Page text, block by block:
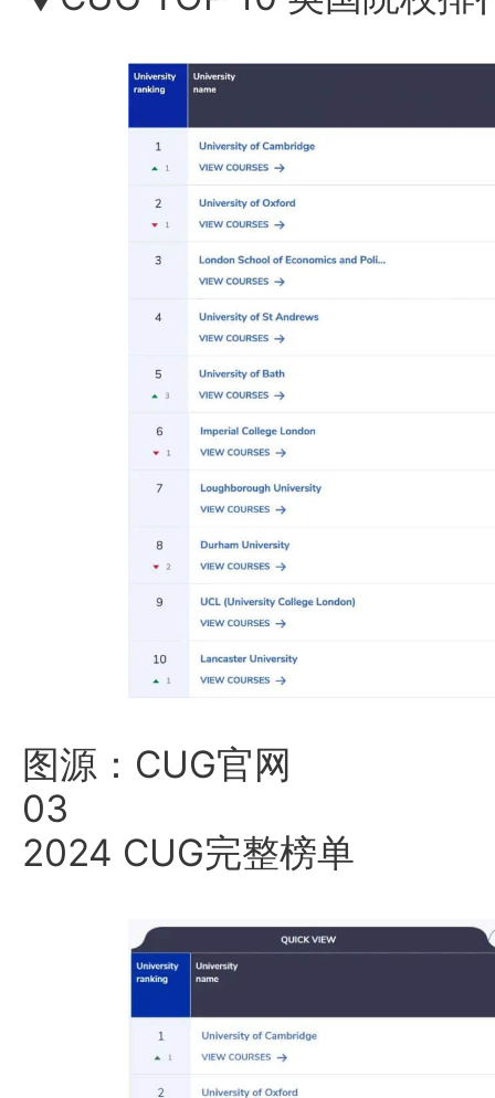
图源：CUG官网
03
2024 CUG完整榜单